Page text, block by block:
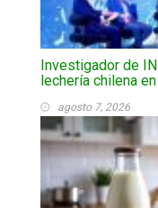
Investigador de
lechería chilena
agosto 7, 2026